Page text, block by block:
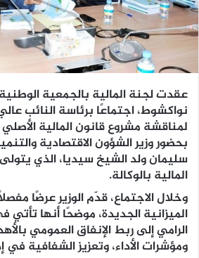
عقدت لجنة المالية بالجمعية
نواكشوط، اجتماعًا برئاسة النائب
بحضور وزير الشؤون الاقتصادية
سليمان ولد الشيخ سيديا، الذي
المالية بالوكالة.
وخلال الاجتماع، قدّم الوزير عرضًا
الميزانية الجديدة، موضحًا أنها تأتي
الرامي إلى ربط الإنفاق العمومي
ومؤشرات الأداء، وتعزيز الشفافية في